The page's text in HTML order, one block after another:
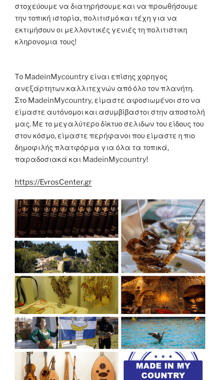
στοχεύουμε να διατηρήσουμε και να προωθήσουμε
την τοπική ιστορία, πολιτισμό και τέχη για να
εκτιμήσουν οι μελλοντικές γενιές τη πολιτιστικη
κληρονομια τους!
Το MadeinMycountry είναι επίσης χορηγος
ανεξάρτητων καλλιτεχνών από όλο τον πλανήτη.
Στο MadeinMycountry, είμαστε αφοσιωμένοι στο να
είμαστε αυτόνομοι και ασυμβίβαστοι στην αποστολή
μας. Με το μεγαλύτερο δίκτυο σελιδων του είδους του
στον κόσμο, είμαστε περήφανοι που είμαστε η πιο
δημοφιλής πλατφόρμα για όλα τα τοπικά,
παραδοσιακά και MadeinMycountry!
https://EvrosCenter.gr